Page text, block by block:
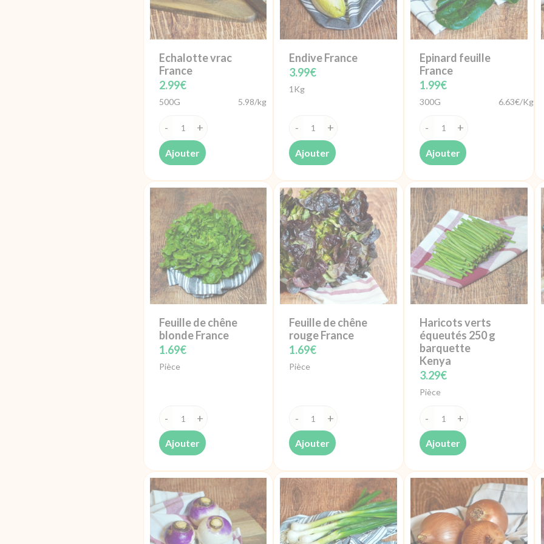
Echalotte vrac
France
2.99€
500G 5.98/kg
de
vrac
France
Ajouter
Endive France
3.99€
1Kg
de
France
Ajouter
Epinard feuille
France
1.99€
300G 6.63€/Kg
de
feuille
France
Ajouter
Feuille de chêne
blonde France
1.69€
Pièce
quantité
de
de
chêne
blonde
France
Ajouter
Feuille de chêne
rouge France
1.69€
Pièce
quantité
de
de
chêne
rouge
France
Ajouter
Haricots verts
équeutés 250 g
barquette
Kenya
3.29€
Pièce
quantité
de
verts
équeutés
250
g
Ajouter